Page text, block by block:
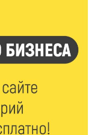
самые
доходы